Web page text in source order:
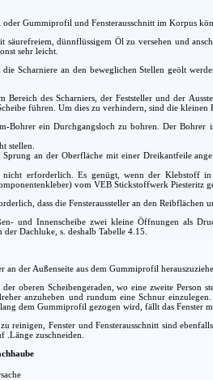
Gummiprofil und Fensterausschnitt im Korpus
säurefreiem, dünnflüssigem Öl zu versehen und
sehr leicht.
Scharniere an den beweglichen Stellen geölt
Bereich des Scharniers, der Feststeller und der
führen. Um dies zu verhindern, sind die kleinen
Bohrer ein Durchgangsloch zu bohren. Der
stellen.
an der Oberfläche mit einer Dreikantfeile
nicht erforderlich. Es genügt, wenn der
vom VEB Stickstoffwerk Piesteritz
dass die Fensteraussteller an den Reibflächen
und Innenscheibe zwei kleine Öffnungen als
Dachluke, s. deshalb Tabelle 4.15.
der Außenseite aus dem Gummiprofil
oberen Scheibengeraden, wo eine zweite
anzuheben und rundum eine Schnur
dem Gummiprofil gezogen wird, fällt das Fenster
reinigen, Fenster und Fensterausschnitt sind
.Länge zuschneiden.